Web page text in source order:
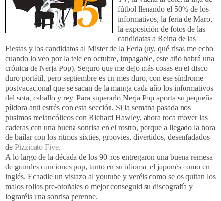
fútbol llenando el 50% de los
informativos, la feria de Maro,
la exposición de fotos de las
candidatas a Reina de las
Fiestas y los candidatos al Mister de la Feria (uy, qué risas me echo
cuando lo veo por la tele en octubre, impagable, este año habrá una
crónica de Nerja Pop). Seguro que me dejo más cosas en el disco
duro portátil, pero septiembre es un mes duro, con ese síndrome
postvacacional que se sacan de la manga cada año los informativos
del sota, caballo y rey. Para superarlo Nerja Pop aporta su pequeña
píldora anti estrés con esta sección. Si la semana pasada nos
pusimos melancólicos con Richard Hawley, ahora toca mover las
caderas con una buena sonrisa en el rostro, porque a llegado la hora
de bailar con los ritmos sixties, groovies, divertidos, desenfadados
de Pizzicato Five.
A lo largo de la década de los 90 nos entregaron una buena remesa
de grandes canciones pop, tanto en su idioma, el japonés como en
inglés. Echadle un vistazo al youtube y veréis como se os quitan los
malos rollos pre-otoñales o mejor conseguid su discografía y
lograréis una sonrisa perenne.